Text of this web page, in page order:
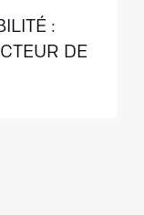
:
DE